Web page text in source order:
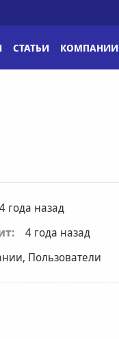
СТАТЬИ КОМПАНИИ
4 года назад
4 года назад
Пользователи